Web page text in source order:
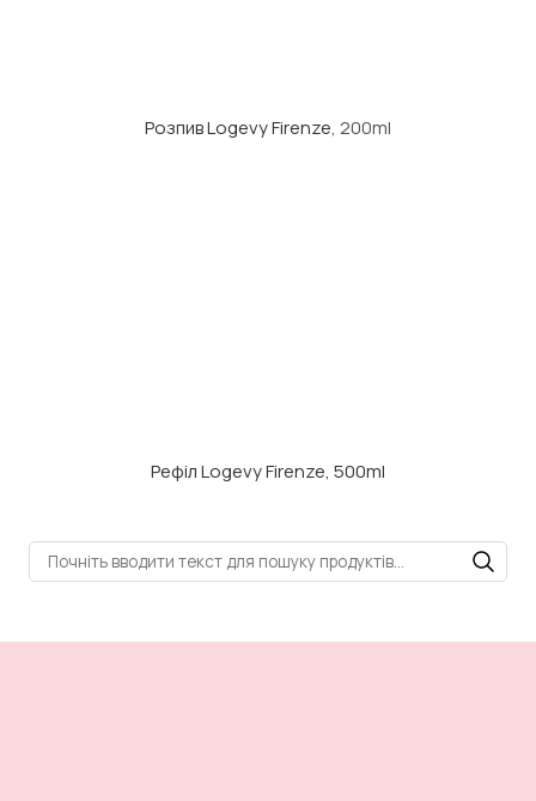
Розпив Logevy Firenze, 200ml
Рефіл Logevy Firenze, 500ml